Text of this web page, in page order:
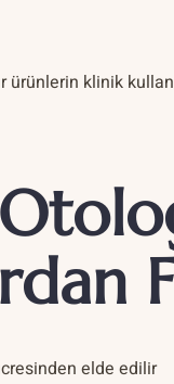
ürünlerin klinik
elde edilir